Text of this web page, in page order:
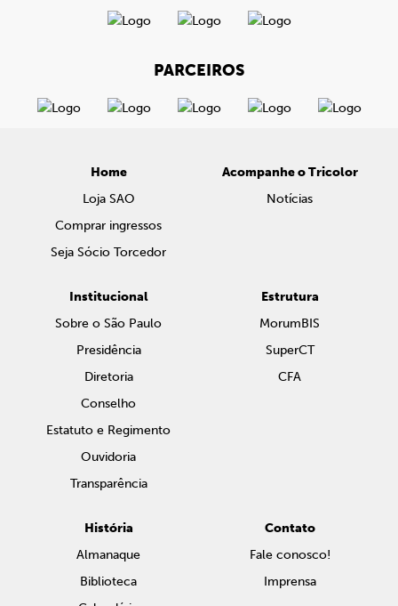
PARCEIROS
Home
Loja SAO
Comprar ingressos
Seja Sócio Torcedor
Acompanhe o Tricolor
Notícias
Institucional
Sobre o São Paulo
Presidência
Diretoria
Conselho
Estatuto e Regimento
Ouvidoria
Transparência
Estrutura
MorumBIS
SuperCT
CFA
História
Almanaque
Biblioteca
Contato
Fale conosco!
Imprensa